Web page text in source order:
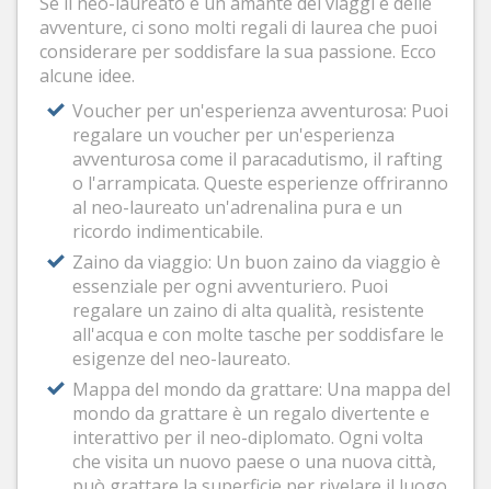
avventure, ci sono molti regali di laurea che puoi
considerare per soddisfare la sua passione. Ecco
alcune idee.
Voucher per un'esperienza avventurosa: Puoi
regalare un voucher per un'esperienza
avventurosa come il paracadutismo, il rafting
o l'arrampicata. Queste esperienze offriranno
al neo-laureato un'adrenalina pura e un
ricordo indimenticabile.
Zaino da viaggio: Un buon zaino da viaggio è
essenziale per ogni avventuriero. Puoi
regalare un zaino di alta qualità, resistente
all'acqua e con molte tasche per soddisfare le
esigenze del neo-laureato.
Mappa del mondo da grattare: Una mappa del
mondo da grattare è un regalo divertente e
interattivo per il neo-diplomato. Ogni volta
che visita un nuovo paese o una nuova città,